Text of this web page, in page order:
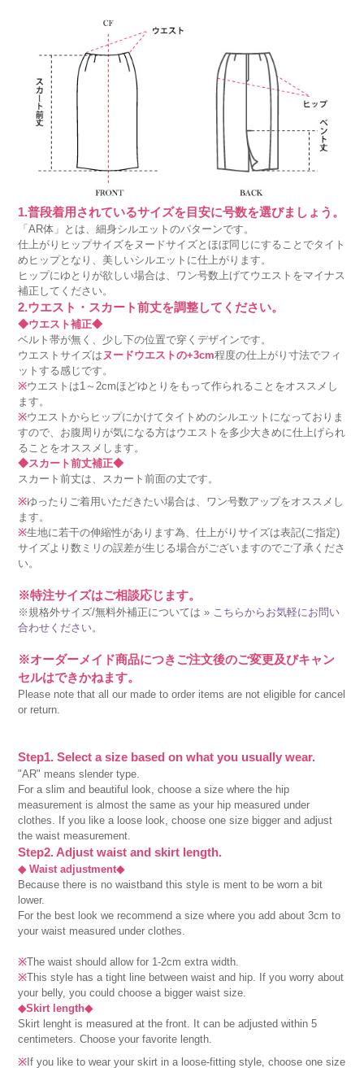
1.普段着用されているサイズを目安に号数を選びましょう。
「AR体」とは、細身シルエットのパターンです。
仕上がりヒップサイズをヌードサイズとほぼ同じにすることでタイト
めヒップとなり、美しいシルエットに仕上がります。
ヒップにゆとりが欲しい場合は、ワン号数上げてウエストをマイナス
補正してください。
2.ウエスト・スカート前丈を調整してください。
◆ウエスト補正◆
ベルト帯が無く、少し下の位置で穿くデザインです。
ウエストサイズは ヌードウエストの+3cm程度の仕上がり寸法でフィ
ットする感じです。
※ウエストは1～2cmほどゆとりをもって作られることをオススメし
ます。
※ウエストからヒップにかけてタイトめのシルエットになっておりま
すので、お腹周りが気になる方はウエストを多少大きめに仕上げられ
ることをオススメします。
◆スカート前丈補正◆
スカート前丈は、スカート前面の丈です。
※ゆったりご着用いただきたい場合は、ワン号数アップをオススメし
ます。
※生地に若干の伸縮性があります為、仕上がりサイズは表記(ご指定)
サイズより数ミリの誤差が生じる場合がございますのでご了承くださ
い。
※特注サイズはご相談応じます。
※規格外サイズ/無料外補正については » こちらからお気軽にお問い
合わせください。
※オーダーメイド商品につきご注文後のご変更及びキャン
セルはできかねます。
Please note that all our made to order items are not eligible for cancel
or return.
Step1. Select a size based on what you usually wear.
"AR" means slender type.
For a slim and beautiful look, choose a size where the hip
measurement is almost the same as your hip measured under
clothes. If you like a loose look, choose one size bigger and adjust
the waist measurement.
Step2. Adjust waist and skirt length.
◆ Waist adjustment◆
Because there is no waistband this style is ment to be worn a bit
lower.
For the best look we recommend a size where you add about 3cm to
your waist measured under clothes.
※The waist should allow for 1-2cm extra width.
※This style has a tight line between waist and hip. If you worry about
your belly, you could choose a bigger waist size.
◆Skirt length◆
Skirt lenght is measured at the front. It can be adjusted within 5
centimeters. Choose your favorite length.
※If you like to wear your skirt in a loose-fitting style, choose one size